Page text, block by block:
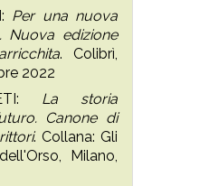
Per una nuova
Nuova edizione
. Colibrì,
2022
La storia
Canone di
. Collana: Gli
Milano,